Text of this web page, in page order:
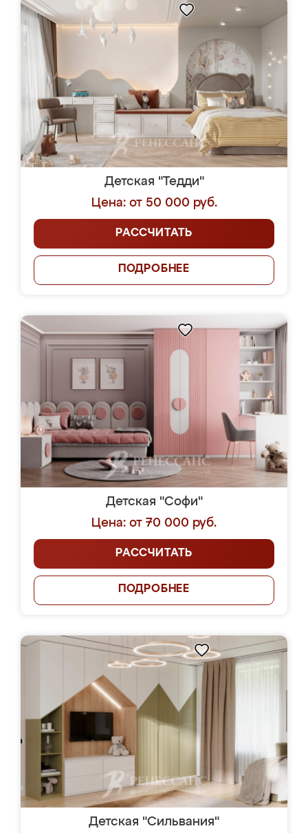
Детская "Тедди"
Цена: от 50 000 руб.
РАССЧИТАТЬ
ПОДРОБНЕЕ
Детская "Софи"
Цена: от 70 000 руб.
РАССЧИТАТЬ
ПОДРОБНЕЕ
Детская "Сильвания"